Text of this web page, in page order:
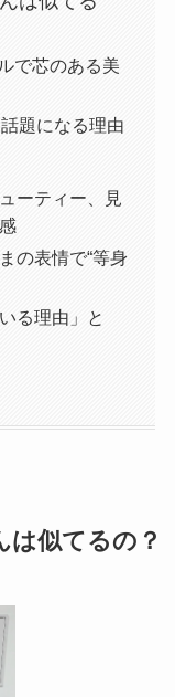
で芯のある美
題になる理由
ーティー、見
の表情で“等身
る理由」と
は似てるの？